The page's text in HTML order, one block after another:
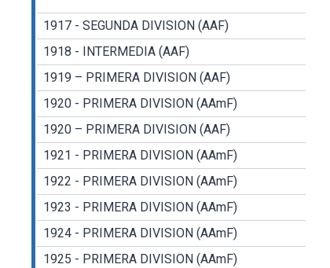
1917 - SEGUNDA DIVISION (AAF)
1918 - INTERMEDIA (AAF)
1919 – PRIMERA DIVISION (AAF)
1920 - PRIMERA DIVISION (AAmF)
1920 – PRIMERA DIVISION (AAF)
1921 - PRIMERA DIVISION (AAmF)
1922 - PRIMERA DIVISION (AAmF)
1923 - PRIMERA DIVISION (AAmF)
1924 - PRIMERA DIVISION (AAmF)
1925 - PRIMERA DIVISION (AAmF)